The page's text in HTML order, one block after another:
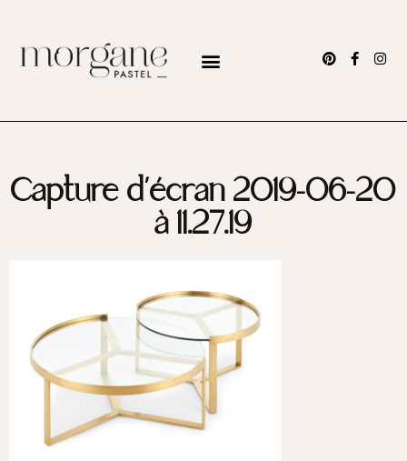
Capture d’écran 2019-06-20
à 11.27.19